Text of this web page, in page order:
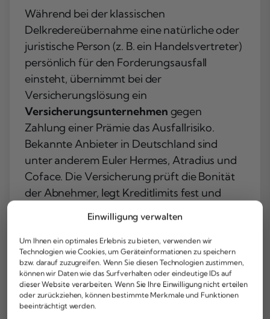
Einwilligung verwalten
Um Ihnen ein optimales Erlebnis zu bieten, verwenden wir
Technologien wie Cookies, um Geräteinformationen zu speichern
bzw. darauf zuzugreifen. Wenn Sie diesen Technologien zustimmen,
können wir Daten wie das Surfverhalten oder eindeutige IDs auf
dieser Website verarbeiten. Wenn Sie Ihre Einwilligung nicht erteilen
oder zurückziehen, können bestimmte Merkmale und Funktionen
beeinträchtigt werden.
Während bei der klassischen
Delkredereübernahme eine natürliche oder
juristische Person (z. B. ein Handelsvertreter)
persönlich für den Forderungsausfall
einsteht, übernimmt bei der
Versicherungslösung ein
Versicherungsunternehmen gegen
Zahlung einer Prämie das Ausfallrisiko.
Bekannte Anbieter in Deutschland sind
unter anderem Euler Hermes, Atradius und
Coface. Die Versicherung prüft die Bonität
der Abnehmer, legt Kreditlimits fest und
Anteil der ausgefallenen Forderung – in der
Regel zwischen 80 und 95 Prozent des
versicherten Betrags.
Bei derEntscheidung zwischen
Delkredereübernahme und Versicherung
sind verschiedene Kriterien abzuwägen. Die